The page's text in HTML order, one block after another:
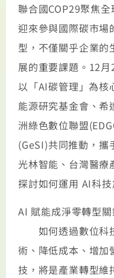
聯合國COP29聚焦
迎來參與國際碳市場
型，不僅關乎企業的
展的重要課題。12月
以「AI碳管理」為核
能源研究基金會、
洲綠色數位聯盟
(GeSI)共同推動，攜
光林智能、台灣醫療
探討如何運用 AI科
AI 賦能成淨零轉型
如何透過數位科
術、降低成本、增加
技，將是產業轉型維